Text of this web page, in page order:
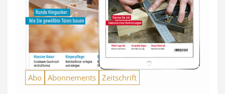
Abo Abonnements Zeitschrift